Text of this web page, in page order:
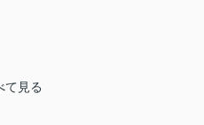
て見る